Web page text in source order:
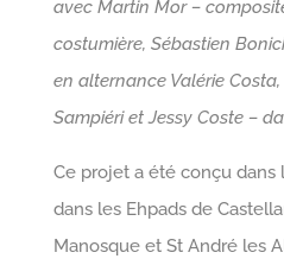
avec Martin Mor –
costumière, Sébastien
en alternance Valérie
Sampiéri et Jessy Coste –
Ce projet a été conçu dans
dans les Ehpads de
Manosque et St André les